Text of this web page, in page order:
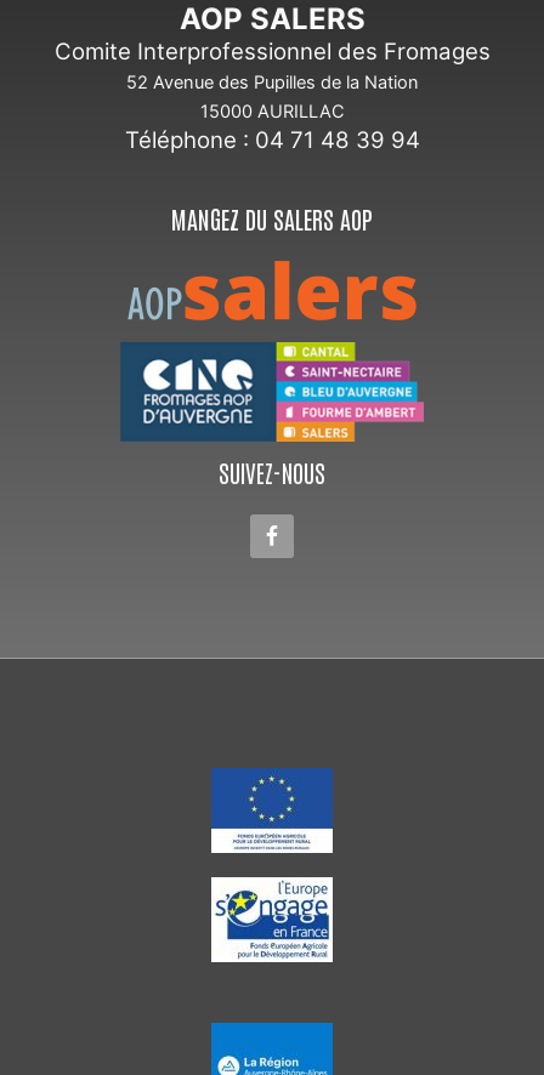
AOP SALERS
Comite Interprofessionnel des Fromages
52 Avenue des Pupilles de la Nation
15000 AURILLAC
Téléphone : 04 71 48 39 94
MANGEZ DU SALERS AOP
SUIVEZ-NOUS